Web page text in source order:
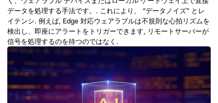
データを処理する手法です。. これにより、 “データノイズ” とレ
イテンシ. 例えば, Edge 対応ウェアラブルは不規則な心拍リズムを
検出し、即座にアラートをトリガーできます, リモートサーバーが
信号を処理するのを待つのではなく.